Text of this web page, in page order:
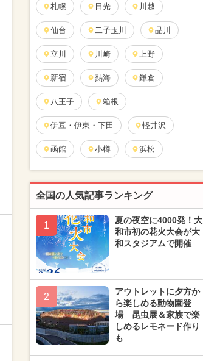
札幌 日光 川越
仙台 二子玉川 品川
立川 川崎 上野
新宿 熱海 鎌倉
八王子 箱根
伊豆・伊東・下田 軽井沢
函館 小樽 浜松
全国の人気記事ランキング
1
夏の夜空に4000発！大
和市初の花火大会が大
和スタジアムで開催
2
アウトレットに夕方か
ら楽しめる動物園登
場 昆虫展＆家族で楽
しめるレモネード作り
も